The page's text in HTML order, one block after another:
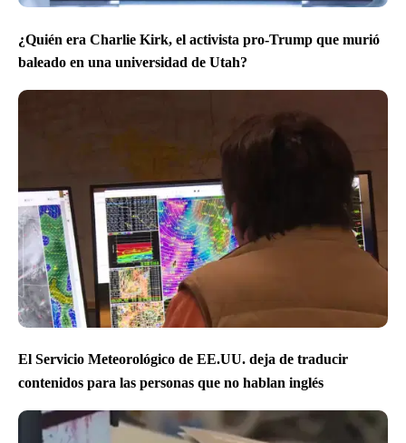
¿Quién era Charlie Kirk, el activista pro-Trump que murió
baleado en una universidad de Utah?
El Servicio Meteorológico de EE.UU. deja de traducir
contenidos para las personas que no hablan inglés